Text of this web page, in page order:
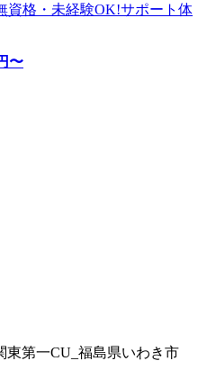
格・未経験OK!サポート体
〜
東第一CU_福島県いわき市